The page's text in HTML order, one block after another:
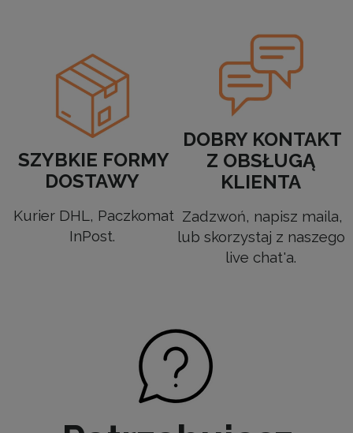
SZYBKIE FORMY
DOSTAWY
Kurier DHL, Paczkomat
InPost.
DOBRY KONTAKT
Z OBSŁUGĄ
KLIENTA
Zadzwoń, napisz maila,
lub skorzystaj z naszego
live chat'a.